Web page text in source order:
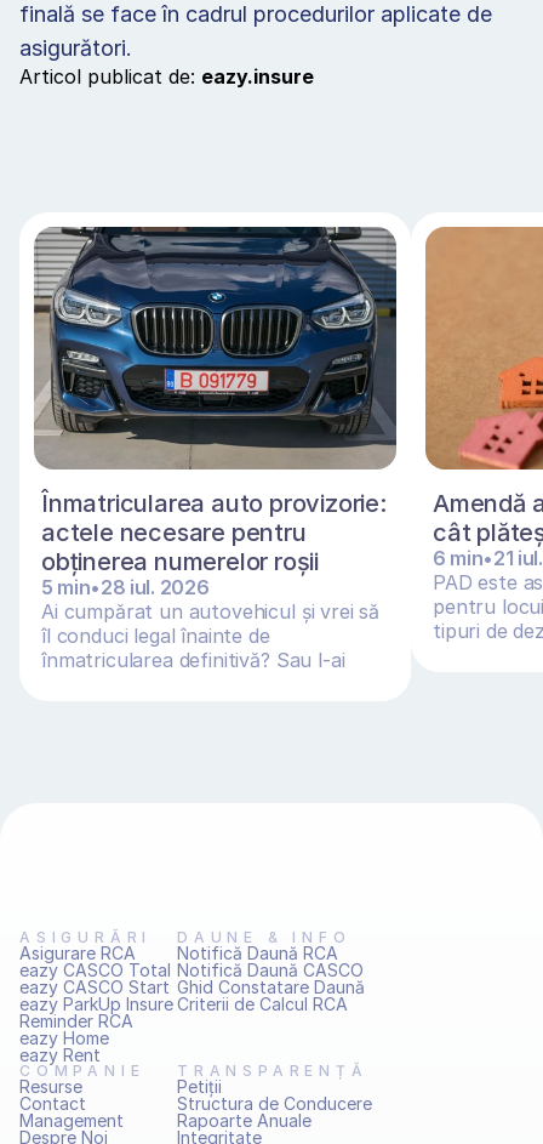
finală se face în cadrul procedurilor aplicate de
asigurători.
Articol publicat de: eazy.insure
Înmatricularea auto provizorie:
actele necesare pentru
obținerea numerelor roșii
5 min•28 iul. 2026
Ai cumpărat un autovehicul și vrei să
îl conduci legal înainte de
înmatricularea definitivă? Sau l-ai
Amendă
cât
6 min•21
PAD este
pentru
tipuri de
ASIGURĂRI
Asigurare RCA
eazy CASCO Total
eazy CASCO Start
eazy ParkUp Insure
Reminder RCA
eazy Home
eazy Rent
DAUNE & INFO
Notifică Daună RCA
Notifică Daună CASCO
Ghid Constatare Daună
Criterii de Calcul RCA
COMPANIE
Resurse
Contact
Management
Despre Noi
TRANSPARENȚĂ
Petiţii
Structura de Conducere
Rapoarte Anuale
Integritate